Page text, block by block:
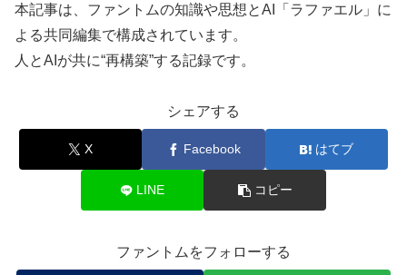
本記事は、ファントムの知識や思想とAI「ラファエル」に
よる共同編集で構成されています。
人とAIが共に“再構築”する記録です。
シェアする
X Facebook はてブ
LINE コピー
ファントムをフォローする